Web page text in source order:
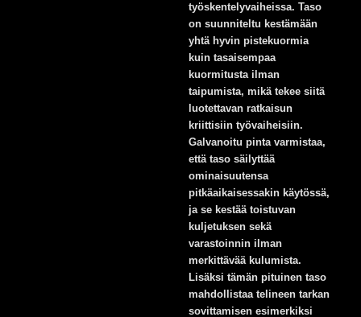
työskentelyvaiheissa. Taso
on suunniteltu kestämään
yhtä hyvin pistekuormia
kuin tasaisempaa
kuormitusta ilman
taipumista, mikä tekee siitä
luotettavan ratkaisun
kriittisiin työvaiheisiin.
Galvanoitu pinta varmistaa,
että taso säilyttää
ominaisuutensa
pitkäaikaisessakin käytössä,
ja se kestää toistuvan
kuljetuksen sekä
varastoinnin ilman
merkittävää kulumista.
Lisäksi tämän pituinen taso
mahdollistaa telineen tarkan
sovittamisen esimerkiksi